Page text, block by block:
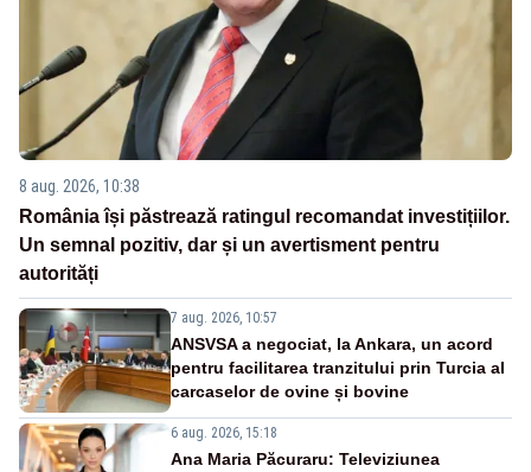
8 aug. 2026, 10:38
România își păstrează ratingul recomandat investițiilor.
Un semnal pozitiv, dar și un avertisment pentru
autorități
7 aug. 2026, 10:57
ANSVSA a negociat, la Ankara, un acord
pentru facilitarea tranzitului prin Turcia al
carcaselor de ovine și bovine
6 aug. 2026, 15:18
Ana Maria Păcuraru: Televiziunea